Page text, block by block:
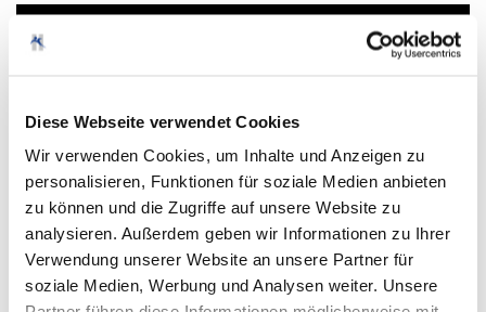
Diese Webseite verwendet Cookies
Wir verwenden Cookies, um Inhalte und Anzeigen zu
personalisieren, Funktionen für soziale Medien anbieten
zu können und die Zugriffe auf unsere Website zu
analysieren. Außerdem geben wir Informationen zu Ihrer
Verwendung unserer Website an unsere Partner für
soziale Medien, Werbung und Analysen weiter. Unsere
New Look Protect dient der milden Reinigung und hochwertigen Pflege
und Auffrischung der Gummi-, Kunststoff-, Kunstleder- und